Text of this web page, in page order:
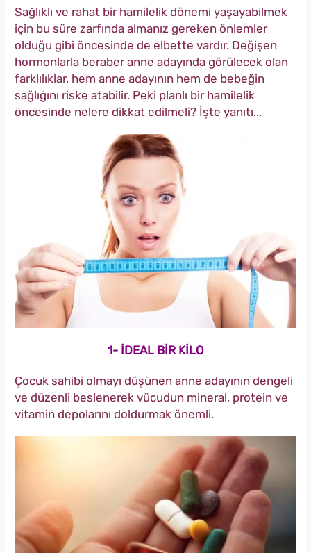
Sağlıklı ve rahat bir hamilelik dönemi yaşayabilmek
için bu süre zarfında almanız gereken önlemler
olduğu gibi öncesinde de elbette vardır. Değişen
hormonlarla beraber anne adayında görülecek olan
farklılıklar, hem anne adayının hem de bebeğin
sağlığını riske atabilir. Peki planlı bir hamilelik
öncesinde nelere dikkat edilmeli? İşte yanıtı...
1- İDEAL BİR KİLO
Çocuk sahibi olmayı düşünen anne adayının dengeli
ve düzenli beslenerek vücudun mineral, protein ve
vitamin depolarını doldurmak önemli.